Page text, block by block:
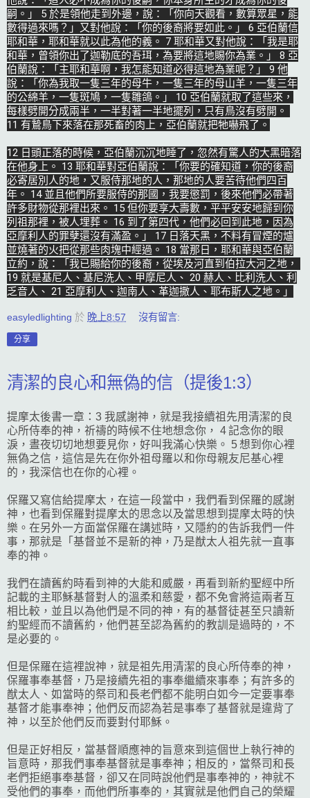
嗣。」 5 於是領他走到外邊，說：「你向天觀看，數算眾星，能
數得過來嗎？」又對他說：「你的後裔將要如此。」 6 亞伯蘭信
耶和華，耶和華就以此為他的義。 7 耶和華又對他說：「我是耶
和華，曾領你出了迦勒底的吾珥，為要將這地賜你為業。」 8 亞
伯蘭說：「主耶和華啊，我怎能知道必得這地為業呢？」 9 他
說：「你為我取一隻三年的母牛，一隻三年的母山羊，一隻三年
的公綿羊，一隻斑鳩，一隻雛鴿。」 10 亞伯蘭就取了這些來，
每樣劈開分成兩半，一半對著一半地擺列，只有鳥沒有劈開。
11 有鷙鳥下來落在那死畜的肉上，亞伯蘭就把牠嚇飛了。
12 日頭正落的時候，亞伯蘭沉沉地睡了，忽然有驚人的大黑暗落
在他身上。 13 耶和華對亞伯蘭說：「你要的確知道，你的後裔
必寄居別人的地，又服侍那地的人，那地的人要苦待他們四百
年。 14 並且他們所要服侍的那國，我要懲罰，後來他們必帶著
許多財物從那裡出來。 15 但你要享大壽數，平平安安地歸到你
列祖那裡，被人埋葬。 16 到了第四代，他們必回到此地，因為
亞摩利人的罪孽還沒有滿盈。」 17 日落天黑，不料有冒煙的爐
並燒著的火把從那些肉塊中經過。 18 當那日，耶和華與亞伯蘭
立約，說：「我已賜給你的後裔，從埃及河直到伯拉大河之地，
19 就是基尼人、基尼洗人、甲摩尼人、 20 赫人、比利洗人、利
乏音人、 21 亞摩利人、迦南人、革迦撒人、耶布斯人之地。」
easyledlighting 於 晚上8:57 沒有留言:
分享
清潔的良心和無偽的信（提後1:3）
提摩太後書一章：3 我感謝神，就是我接續祖先用清潔的良
心所侍奉的神，祈禱的時候不住地想念你， 4 記念你的眼
淚，晝夜切切地想要見你，好叫我滿心快樂。 5 想到你心裡
無偽之信，這信是先在你外祖母羅以和你母親友尼基心裡
的，我深信也在你的心裡。
保羅又寫信給提摩太，在這一段當中，我們看到保羅的感謝
神，也看到保羅對提摩太的思念以及當思想到提摩太時的快
樂。在另外一方面當保羅在講述時，又隱約的告訴我們一件
事，那就是「基督並不是新的神，乃是猷太人祖先就一直事
奉的神。
我們在讀舊約時看到神的大能和威嚴，再看到新約聖經中所
記載的主耶穌基督對人的溫柔和慈愛，都不免會將這兩者互
相比較，並且以為他們是不同的神，有的基督徒甚至只讀新
約聖經而不讀舊約，他們甚至認為舊約的教訓是過時的，不
是必要的。
但是保羅在這裡說神，就是祖先用清潔的良心所侍奉的神，
保羅事奉基督，乃是接續先祖的事奉繼續來事奉；有許多的
猷太人、如當時的祭司和長老們都不能明白如今一定要事奉
基督才能事奉神；他們反而認為若是事奉了基督就是違背了
神，以至於他們反而要對付耶穌。
但是正好相反，當基督順應神的旨意來到這個世上執行神的
旨意時，那我們事奉基督就是事奉神；相反的，當祭司和長
老們拒絕事奉基督，卻又在同時說他們是事奉神的，神就不
受他們的事奉，而他們所事奉的，其實就是他們自己的榮耀